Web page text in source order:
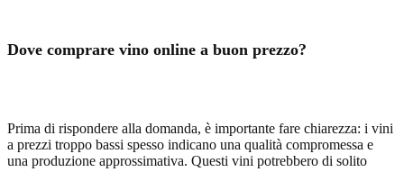
Dove comprare vino online a buon prezzo?
Prima di rispondere alla domanda, è importante fare chiarezza: i vini
a prezzi troppo bassi spesso indicano una qualità compromessa e
una produzione approssimativa. Questi vini potrebbero di solito